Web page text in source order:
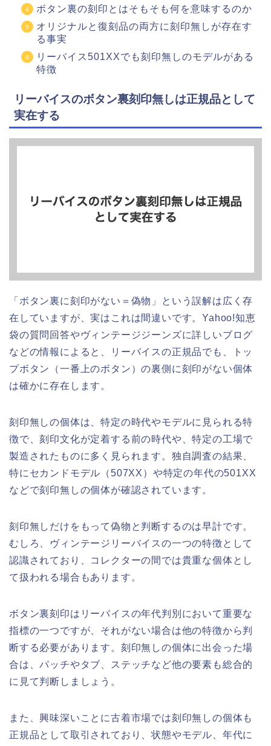
ボタン裏の刻印とはそもそも何を意味するのか
オリジナルと復刻品の両方に刻印無しが存在す
る事実
リーバイス501XXでも刻印無しのモデルがある
特徴
リーバイスのボタン裏刻印無しは正規品として
実在する
「ボタン裏に刻印がない＝偽物」という誤解は広く存
在していますが、実はこれは間違いです。Yahoo!知恵
袋の質問回答やヴィンテージジーンズに詳しいブログ
などの情報によると、リーバイスの正規品でも、トッ
プボタン（一番上のボタン）の裏側に刻印がない個体
は確かに存在します。
刻印無しの個体は、特定の時代やモデルに見られる特
徴で、刻印文化が定着する前の時代や、特定の工場で
製造されたものに多く見られます。独自調査の結果、
特にセカンドモデル（507XX）や特定の年代の501XX
などで刻印無しの個体が確認されています。
刻印無しだけをもって偽物と判断するのは早計です。
むしろ、ヴィンテージリーバイスの一つの特徴として
認識されており、コレクターの間では貴重な個体とし
て扱われる場合もあります。
ボタン裏刻印はリーバイスの年代判別において重要な
指標の一つですが、それがない場合は他の特徴から判
断する必要があります。刻印無しの個体に出会った場
合は、パッチやタブ、ステッチなど他の要素も総合的
に見て判断しましょう。
また、興味深いことに古着市場では刻印無しの個体も
正規品として取引されており、状態やモデル、年代に